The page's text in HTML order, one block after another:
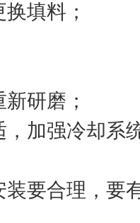
填料；
研磨；
加强冷却系
要合理，要